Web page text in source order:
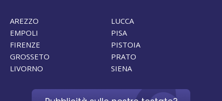
AREZZO
EMPOLI
FIRENZE
GROSSETO
LIVORNO
LUCCA
PISA
PISTOIA
PRATO
SIENA